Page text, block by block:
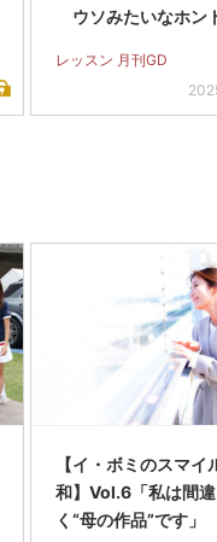
ウソみたいなホン
レッスン 月刊GD
【イ・ボミのスマイ
和】Vol.6「私は間
く“母の作品”です」